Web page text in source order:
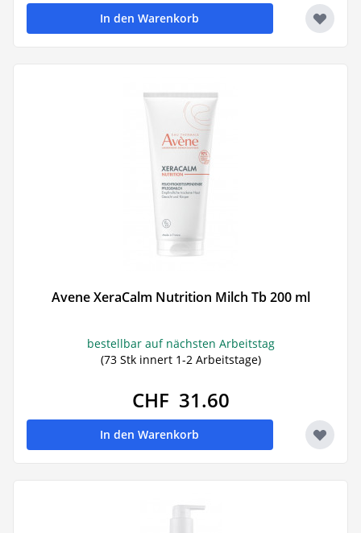
In den Warenkorb
Avene XeraCalm Nutrition Milch Tb 200 ml
bestellbar auf nächsten Arbeitstag
(73 Stk innert 1-2 Arbeitstage)
CHF 31.60
In den Warenkorb